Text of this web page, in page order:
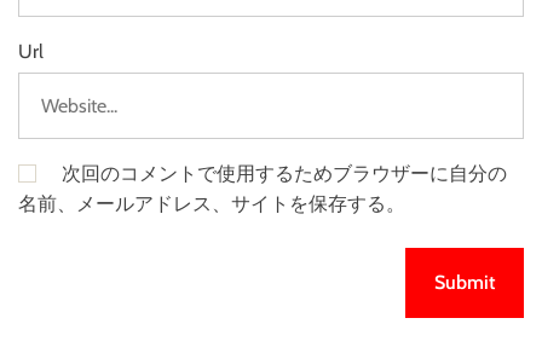
Url
次回のコメントで使用するためブラウザーに自分の
名前、メールアドレス、サイトを保存する。